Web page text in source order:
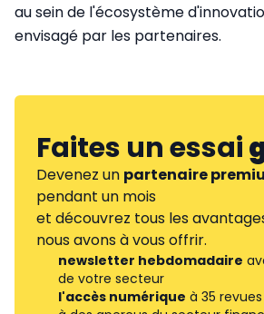
au sein de l'écosystème
envisagé par les partenaires.
Faites un essai
Devenez un partenaire
pendant un mois
et découvrez tous les
nous avons à vous offrir.
newsletter hebdomadaire
de votre secteur
l'accès numérique à 35